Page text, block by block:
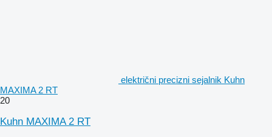
električni precizni sejalnik Kuhn
MAXIMA 2 RT
20
Kuhn MAXIMA 2 RT